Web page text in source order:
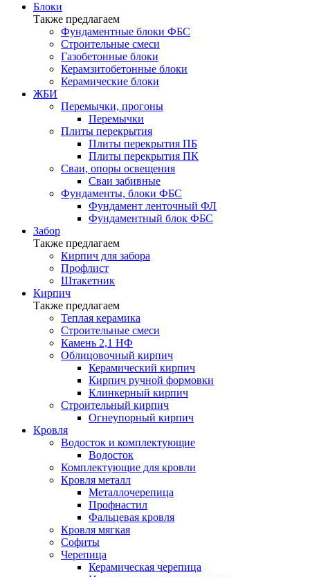
Блоки
Также предлагаем
Фундаментные блоки ФБС
Строительные смеси
Газобетонные блоки
Керамзитобетонные блоки
Керамические блоки
ЖБИ
Перемычки, прогоны
Перемычки
Плиты перекрытия
Плиты перекрытия ПБ
Плиты перекрытия ПК
Сваи, опоры освещения
Сваи забивные
Фундаменты, блоки ФБС
Фундамент ленточный ФЛ
Фундаментный блок ФБС
Забор
Также предлагаем
Кирпич для забора
Профлист
Штакетник
Кирпич
Также предлагаем
Теплая керамика
Строительные смеси
Камень 2,1 НФ
Облицовочный кирпич
Керамический кирпич
Кирпич ручной формовки
Клинкерный кирпич
Строительный кирпич
Огнеупорный кирпич
Кровля
Водосток и комплектующие
Водосток
Комплектующие для кровли
Кровля металл
Металлочерепица
Профнастил
Фальцевая кровля
Кровля мягкая
Софиты
Черепица
Керамическая черепица